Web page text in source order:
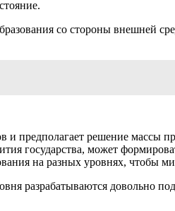
со стороны внешней
и предполагает решение массы
государства, может
на разных уровнях, чтобы
разрабатываются довольно